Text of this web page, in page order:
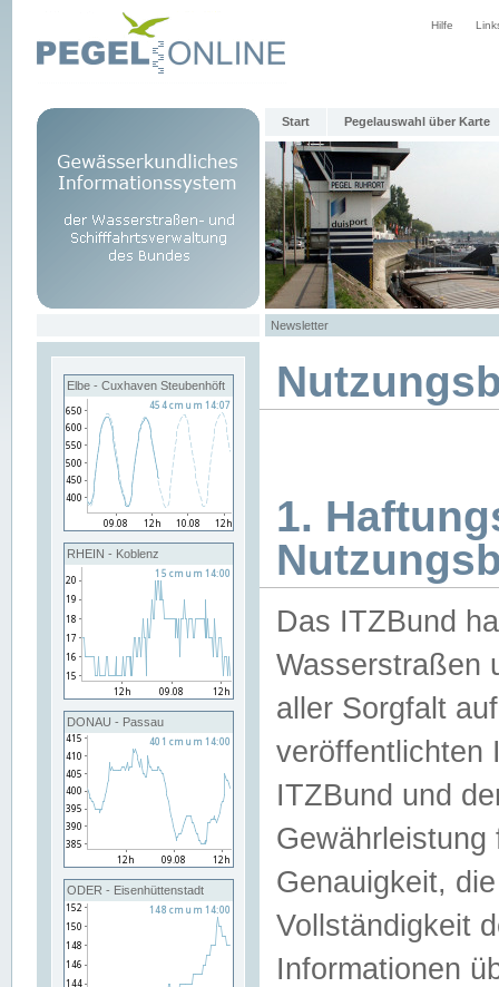
Hilfe
Start Pegelauswahl über Karte
Newsletter
Elbe - Cuxhaven Steubenhöft
RHEIN - Koblenz
DONAU - Passau
ODER - Eisenhüttenstadt
1.
Das ITZBund
Wasserstraßen
aller Sorgfalt
veröffentlichten
ITZBund und
Genauigkeit,
Vollständigkeit
Informationen